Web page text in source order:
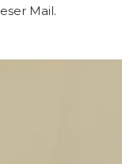
Mail.